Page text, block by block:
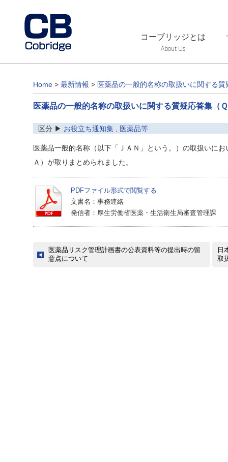
コーブリッジとは
About Us
Home > 最新情報 > 医薬品の一般的名称の取扱いに関する
医薬品の一般的名称の取扱いに関する質疑応答集（
区分 ▶ お役立ち通知集 医薬品等
医薬品一般的名称（以下「ＪＡＮ」という。）の取扱いに
Ａ）が取りまとめられました。
PDFファイル形式で閲覧する
文書名：事務連絡
発信者：厚生労働省医薬・生活衛生局審査管理課
医薬品リスク管理計画書の公表資料等の提出時の留
意点について
日
取